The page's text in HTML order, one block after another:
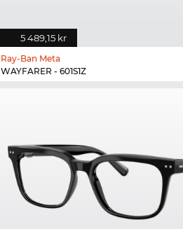
5 489,15 kr
Ray-Ban Meta
WAYFARER - 601S1Z